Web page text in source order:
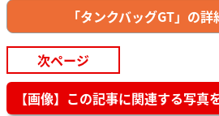
「タンクバッグGT」の
次ページ
【画像】この記事に関連する写真